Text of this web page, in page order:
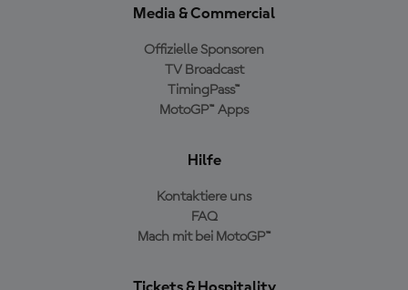
Media & Commercial
Offizielle Sponsoren
TV Broadcast
TimingPass™
MotoGP™ Apps
Hilfe
Kontaktiere uns
FAQ
Mach mit bei MotoGP™